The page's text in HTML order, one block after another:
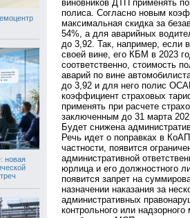
новая
виновников ДТП применять
полиса. Согласно новым
максимальная скидка за
54%, а для аварийных
до 3,92. Так, например, если
своей вине, его КБМ в 2023
соответственно, стоимость
аварий по вине
до 3,92 и для него полис
коэффициент страховых
применять при расчете
заключенным до 31 марта
Будет снижена
Речь идет о поправках в
частности, появится
административной
юрлица и его должностного
появится запрет на
назначении наказания за
административных
контрольного или